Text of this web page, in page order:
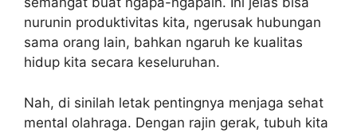
nurunin produktivitas kita, ngerusak hubungan
sama orang lain, bahkan ngaruh ke kualitas
hidup kita secara keseluruhan.
Nah, di sinilah letak pentingnya menjaga sehat
mental olahraga. Dengan rajin gerak, tubuh kita